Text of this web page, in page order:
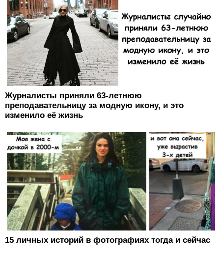
Журналисты приняли 63-летнюю
преподавательницу за модную икону, и это
изменило её жизнь
15 личных историй в фотографиях тогда и сейчас